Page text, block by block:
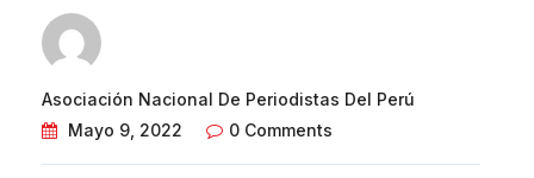
Asociación Nacional De Periodistas Del Perú
Mayo 9, 2022
0 Comments